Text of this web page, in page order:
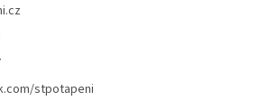
stpotapeni